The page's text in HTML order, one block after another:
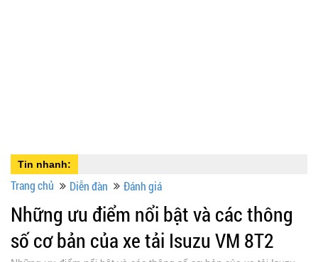
Tin nhanh:
Trang chủ Diễn đàn Đánh giá
Những ưu điểm nổi bật và các thông
số cơ bản của xe tải Isuzu VM 8T2